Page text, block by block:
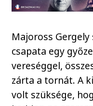
Majoross
csapata egy
vereséggel,
zárta a tornát. A
volt szüksége,